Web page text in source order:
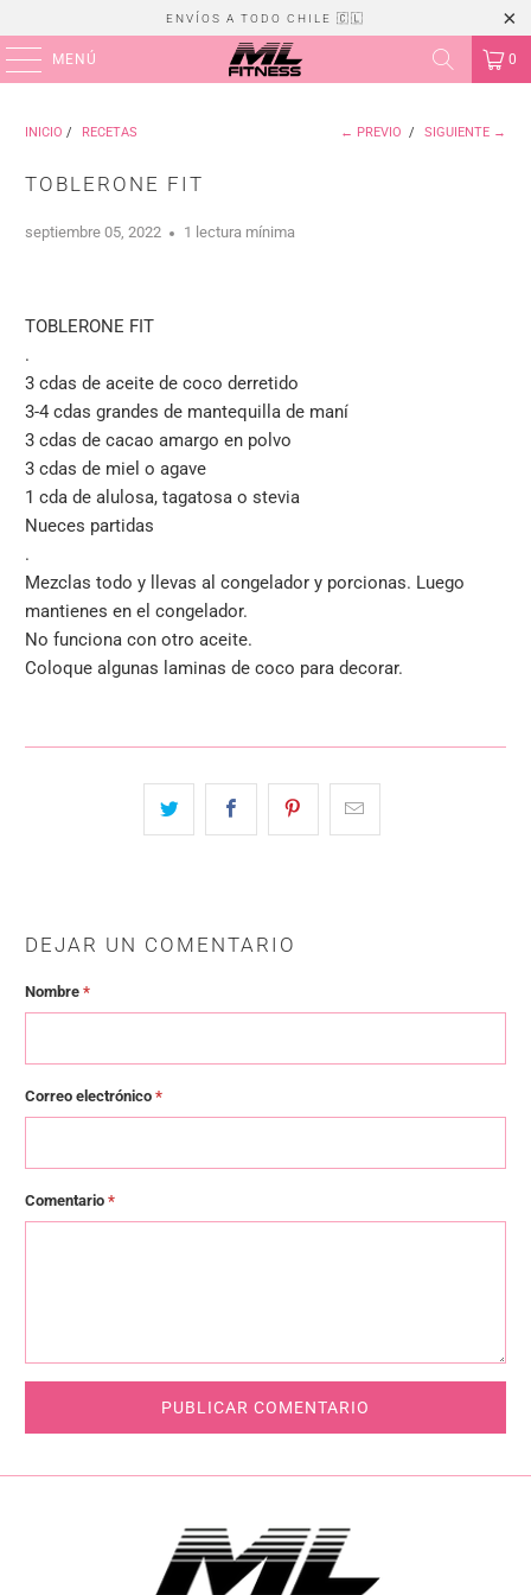
ENVÍOS A TODO CHILE 🇨🇱
MENÚ 0
INICIO / RECETAS ← PREVIO / SIGUIENTE →
TOBLERONE FIT
septiembre 05, 2022 1 lectura mínima
TOBLERONE FIT
.
3 cdas de aceite de coco derretido
3-4 cdas grandes de mantequilla de maní
3 cdas de cacao amargo en polvo
3 cdas de miel o agave
1 cda de alulosa, tagatosa o stevia
Nueces partidas
.
Mezclas todo y llevas al congelador y porcionas. Luego
mantienes en el congelador.
No funciona con otro aceite.
Coloque algunas laminas de coco para decorar.
DEJAR UN COMENTARIO
Nombre*
Correo electrónico*
Comentario*